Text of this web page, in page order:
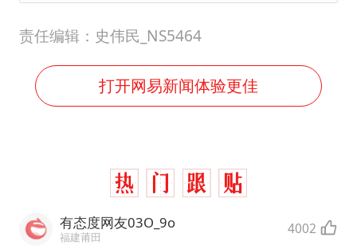
责任编辑：史伟民_NS5464
打开网易新闻体验更佳
有态度网友03O_9o
福建莆田 4002